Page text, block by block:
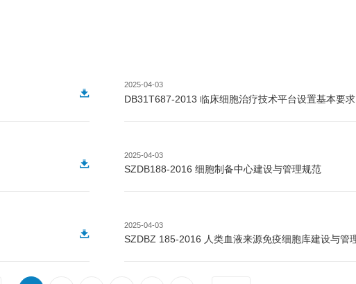
2025-04-03
DB31T687-2013 临床细胞治疗技术平台设置基本要求
2025-04-03
SZDB188-2016 细胞制备中心建设与管理规范
2025-04-03